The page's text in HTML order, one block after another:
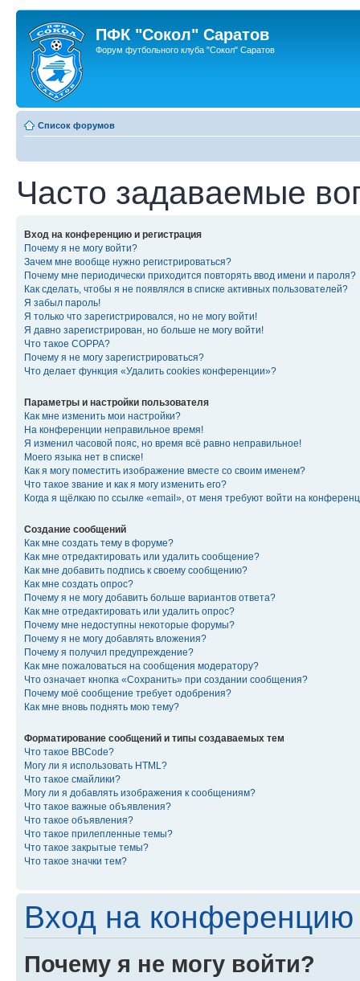
ПФК "Сокол" Саратов
Форум футбольного клуба "Сокол" Саратов
Список форумов
Часто задаваемые
Вход на конференцию и регистрация
Почему я не могу войти?
Зачем мне вообще нужно регистрироваться?
Почему мне периодически приходится повторять ввод имени и пароля?
Как сделать, чтобы я не появлялся в списке активных пользователей?
Я забыл пароль!
Я только что зарегистрировался, но не могу войти!
Я давно зарегистрирован, но больше не могу войти!
Что такое COPPA?
Почему я не могу зарегистрироваться?
Что делает функция «Удалить cookies конференции»?
Параметры и настройки пользователя
Как мне изменить мои настройки?
На конференции неправильное время!
Я изменил часовой пояс, но время всё равно неправильное!
Моего языка нет в списке!
Как я могу поместить изображение вместе со своим именем?
Что такое звание и как я могу изменить его?
Когда я щёлкаю по ссылке «email», от меня требуют войти на
Создание сообщений
Как мне создать тему в форуме?
Как мне отредактировать или удалить сообщение?
Как мне добавить подпись к своему сообщению?
Как мне создать опрос?
Почему я не могу добавить больше вариантов ответа?
Как мне отредактировать или удалить опрос?
Почему мне недоступны некоторые форумы?
Почему я не могу добавлять вложения?
Почему я получил предупреждение?
Как мне пожаловаться на сообщения модератору?
Что означает кнопка «Сохранить» при создании сообщения?
Почему моё сообщение требует одобрения?
Как мне вновь поднять мою тему?
Форматирование сообщений и типы создаваемых тем
Что такое BBCode?
Могу ли я использовать HTML?
Что такое смайлики?
Могу ли я добавлять изображения к сообщениям?
Что такое важные объявления?
Что такое объявления?
Что такое прилепленные темы?
Что такое закрытые темы?
Что такое значки тем?
Вход на конференцию
Почему я не могу войти?